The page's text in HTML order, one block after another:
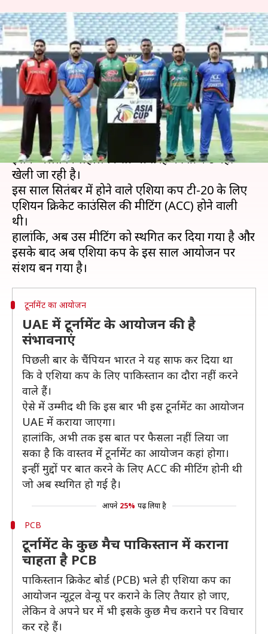
कोरोना वायरस: स्थगित हुई ACC की
मीटिंग, एशिया कप के आयोजन पर
संशय बरकरार
लेखन Neeraj Pandey Mar 26, 2020 10:23 am
क्या है खबर?
कोरोना वायरस ने दुनियाभर में अपना प्रभाव डाला है और
इसके चलते फिलहाल किसी भी तरह की क्रिकेट नहीं
खेली जा रही है।
इस साल सितंबर में होने वाले एशिया कप टी-20 के लिए
एशियन क्रिकेट काउंसिल की मीटिंग (ACC) होने वाली
थी।
हालांकि, अब उस मीटिंग को स्थगित कर दिया गया है और
इसके बाद अब एशिया कप के इस साल आयोजन पर
टूर्नामेंट का आयोजन
UAE में टूर्नामेंट के आयोजन की है
संभावनाएं
पिछली बार के चैंपियन भारत ने यह साफ कर दिया था
कि वे एशिया कप के लिए पाकिस्तान का दौरा नहीं करने
वाले हैं।
ऐसे में उम्मीद थी कि इस बार भी इस टूर्नामेंट का आयोजन
UAE में कराया जाएगा।
हालांकि, अभी तक इस बात पर फैसला नहीं लिया जा
सका है कि वास्तव में टूर्नामेंट का आयोजन कहां होगा।
इन्हीं मुद्दों पर बात करने के लिए ACC की मीटिंग होनी थी
जो अब स्थगित हो गई है।
आपने 25% पढ़ लिया है
PCB
टूर्नामेंट के कुछ मैच पाकिस्तान में कराना
चाहता है PCB
पाकिस्तान क्रिकेट बोर्ड (PCB) भले ही एशिया कप का
आयोजन न्यूट्रल वेन्यू पर कराने के लिए तैयार हो जाए,
लेकिन वे अपने घर में भी इसके कुछ मैच कराने पर विचार
कर रहे हैं।